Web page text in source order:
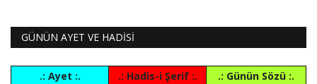
GÜNÜN AYET VE HADİSİ
.: Ayet :. .: Hadis-i Şerif :.
.: Günün Sözü :.